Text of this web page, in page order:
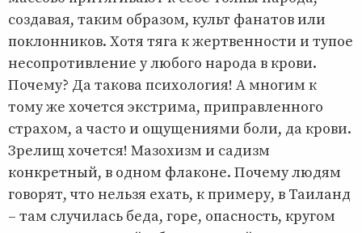
создавая, таким образом, культ фанатов или
поклонников. Хотя тяга к жертвенности и тупое
несопротивление у любого народа в крови.
Почему? Да такова психология! А многим к
тому же хочется экстрима, приправленного
страхом, а часто и ощущениями боли, да крови.
Зрелищ хочется! Мазохизм и садизм
конкретный, в одном флаконе. Почему людям
говорят, что нельзя ехать, к примеру, в Таиланд
– там случилась беда, горе, опасность, кругом